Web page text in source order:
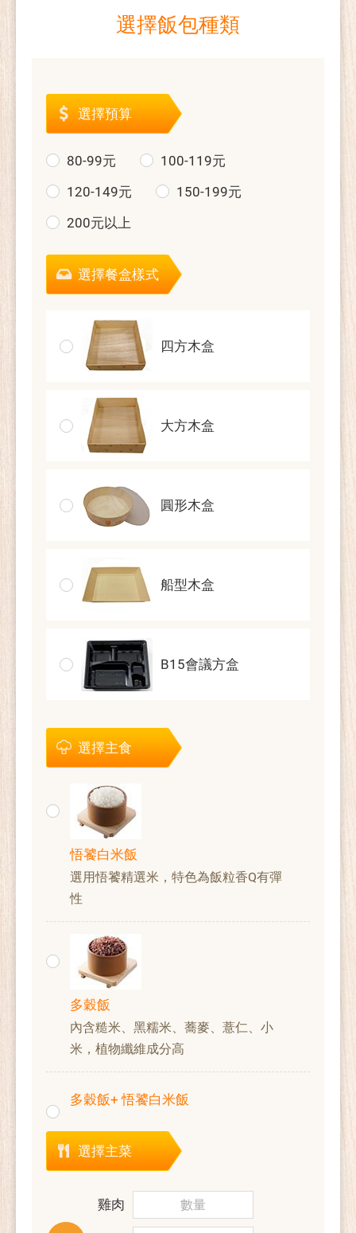
選擇飯包種類
選擇預算
80-99元
100-119元
120-149元
150-199元
200元以上
選擇餐盒樣式
四方木盒
大方木盒
圓形木盒
船型木盒
B15會議方盒
選擇主食
悟饕白米飯
選用悟饕精選米，特色為飯粒香Q有彈
性
多穀飯
內含糙米、黑糯米、蕎麥、薏仁、小
米，植物纖維成分高
多穀飯+ 悟饕白米飯
選擇主菜
雞肉